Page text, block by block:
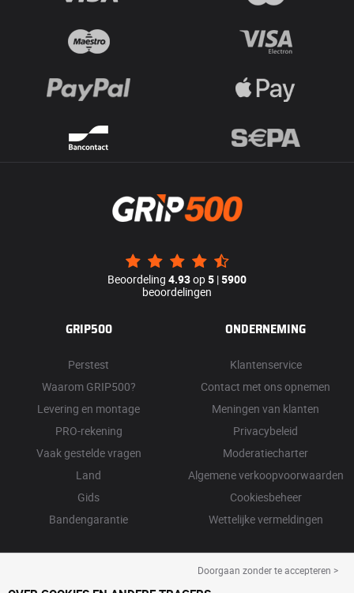
Beoordeling 4.93op5 |5900
beoordelingen
GRIP500
Perstest
Waarom GRIP500?
Levering en montage
PRO-rekening
Vaak gestelde vragen
Land
Gids
Bandengarantie
ONDERNEMING
Klantenservice
Contact met ons opnemen
Meningen van klanten
Privacybeleid
Moderatiecharter
Algemene verkoopvoorwaarden
Cookiesbeheer
Wettelijke vermeldingen
Doorgaan zonder te accepteren >